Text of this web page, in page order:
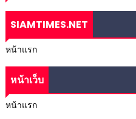
SIAMTIMES.NET
หน้าแรก
หน้าเว็บ
หน้าแรก